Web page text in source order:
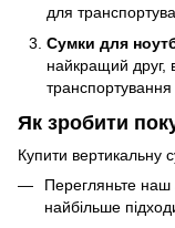
для
Сумки для
найкращий друг,
транспортування
Як зробити
Купити вертикальну
Перегляньте наш
найбільше